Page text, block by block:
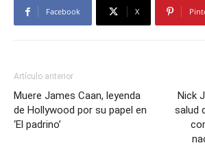
Facebook X
Artículo anterior
Muere James Caan, leyenda
de Hollywood por su papel en
‘El padrino’
Nick
salud